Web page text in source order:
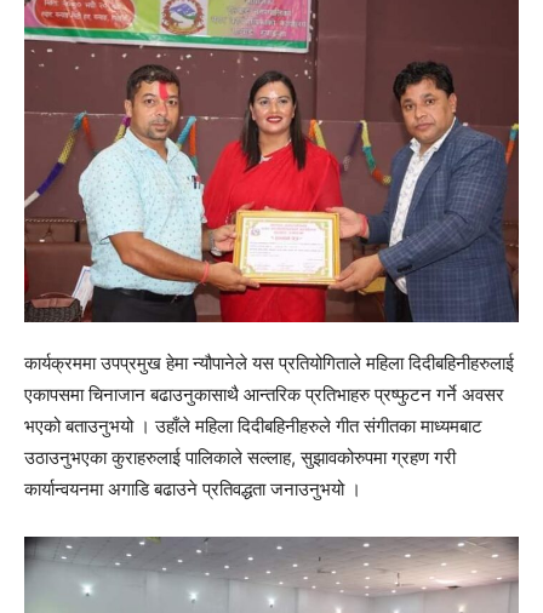
कार्यक्रममा उपप्रमुख हेमा न्यौपानेले यस प्रतियोगिताले महिला दिदीबहिनीहरुलाई
एकापसमा चिनाजान बढाउनुकासाथै आन्तरिक प्रतिभाहरु प्रष्फुटन गर्ने अवसर
भएको बताउनुभयो । उहाँले महिला दिदीबहिनीहरुले गीत संगीतका माध्यमबाट
उठाउनुभएका कुराहरुलाई पालिकाले सल्लाह, सुझावकोरुपमा ग्रहण गरी
कार्यान्वयनमा अगाडि बढाउने प्रतिवद्धता जनाउनुभयो ।